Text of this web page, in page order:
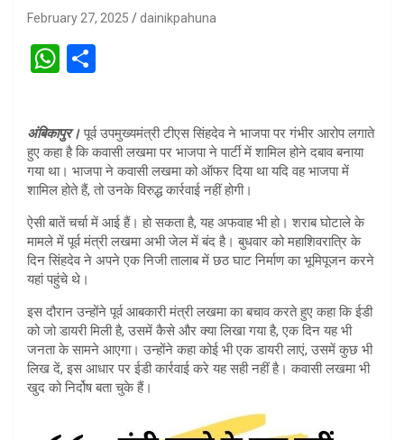
February 27, 2025 dainikpahuna
W
s
A
p
p
ar
e
अंबिकापुर। पूर्व उपमुख्यमंत्री टीएस सिंहदेव ने भाजपा पर गंभीर आरोप लगाते
हुए कहा है कि कवासी लखमा पर भाजपा ने पार्टी में शामिल होने दबाव बनाया
गया था। भाजपा ने कवासी लखमा को ऑफर दिया था यदि वह भाजपा में
शामिल होते हैं, तो उनके विरुद्ध कार्रवाई नहीं होगी।
ऐसी बातें चर्चा में आई हैं। हो सकता है, यह अफवाह भी हो। शराब घोटाले के
मामले में पूर्व मंत्री लखमा अभी जेल में बंद है। बुधवार को महाशिवरात्रि के
दिन सिंहदेव ने अपने एक निजी तालाब में छठ घाट निर्माण का भूमिपूजन करने
यहां पहुंचे थे।
इस दौरान उन्होंने पूर्व आबकारी मंत्री लखमा का बचाव करते हुए कहा कि ईडी
को जो डायरी मिली है, उसमें कैसे और क्या लिखा गया है, एक दिन यह भी
जनता के सामने आएगा। उन्होंने कहा कोई भी एक डायरी लाएं, उसमें कुछ भी
लिख दें, इस आधार पर ईडी कार्रवाई करे यह सही नहीं है। कवासी लखमा भी
खुद को निर्दोष बता चुके हैं।